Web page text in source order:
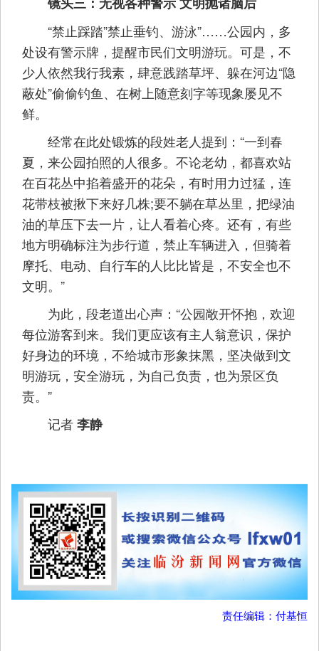
“禁止踩踏”禁止垂钓、游泳”……公园内，多
处设有警示牌，提醒市民们文明游玩。可是，不
少人依然我行我素，肆意践踏草坪、躲在河边“隐
蔽处”偷偷钓鱼、在树上随意刻字等现象屡见不
鲜。
经常在此处锻炼的段姓老人提到：“一到春
夏，来公园拍照的人很多。不论老幼，都喜欢站
在百花丛中掐着盛开的花朵，有时用力过猛，连
花带枝被揪下来好几株;要不躺在草丛里，把绿油
油的草压下去一片，让人看着心疼。还有，有些
地方明确标注为步行道，禁止车辆进入，但骑着
摩托、电动、自行车的人比比皆是，不安全也不
文明。”
为此，段老道出心声：“公园敞开怀抱，欢迎
每位游客到来。我们更应该有主人翁意识，保护
好身边的环境，不给城市形象抹黑，坚决做到文
明游玩，安全游玩，为自己负责，也为景区负
责。”
记者李静
责任编辑：付基恒